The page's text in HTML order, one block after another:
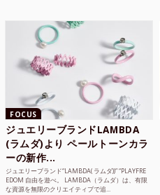
FOCUS
ジュエリーブランドLAMBDA
(ラムダ)より ペールトーンカラ
ーの新作...
ジュエリーブランド“LAMBDA( ラムダ))” “PLAYFRE
EDOM 自由を遊べ。 LAMBDA（ラムダ）は、有限
な資源を無限のクリエイティブで追...